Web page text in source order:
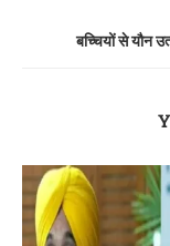
बच्चियों से यौन